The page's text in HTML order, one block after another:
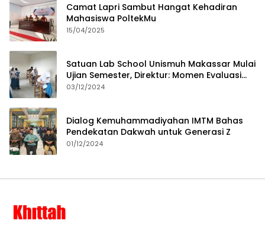
Camat Lapri Sambut Hangat Kehadiran
Mahasiswa PoltekMu
15/04/2025
Satuan Lab School Unismuh Makassar Mulai
Ujian Semester, Direktur: Momen Evaluasi
Proses Pembelajaran
03/12/2024
Dialog Kemuhammadiyahan IMTM Bahas
Pendekatan Dakwah untuk Generasi Z
01/12/2024